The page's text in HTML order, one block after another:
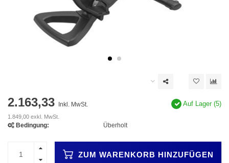
2.163,33 Inkl. MwSt.
1.849,00 exkl. MwSt.
Auf Lager (5)
Bedingung: Überholt
ZUM WARENKORB HINZUFÜGEN